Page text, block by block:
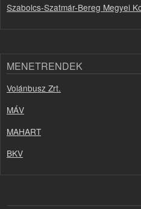
Szabolcs-Szatmár-Bereg Megyei
MENETRENDEK
Volánbusz Zrt.
MÁV
MAHART
BKV